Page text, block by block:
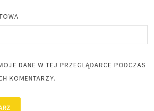
DANE W TEJ PRZEGLĄDARCE PODCZAS
KOMENTARZY.